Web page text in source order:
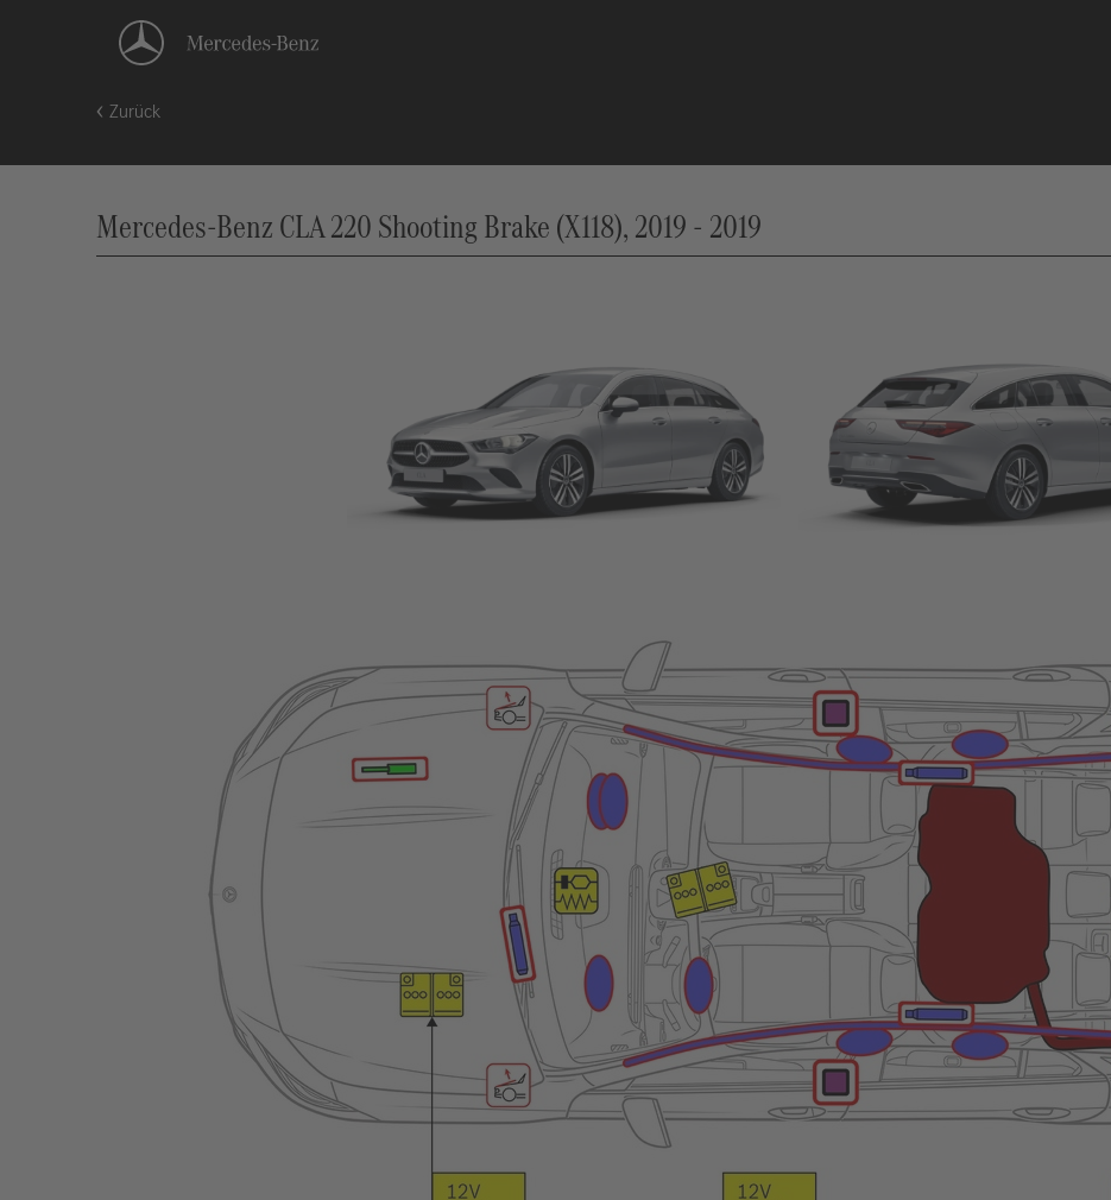
Zurück
Mercedes-Benz CLA 220 Shooting Brake (X118), 2019 - 2019